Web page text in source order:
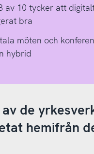
av 10 tycker att
bra
möten och
hybrid
de
hemifrån